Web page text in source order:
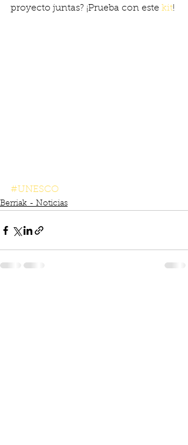
proyecto juntas? ¡Prueba con este kit!
#UNESCO
Berriak - Noticias